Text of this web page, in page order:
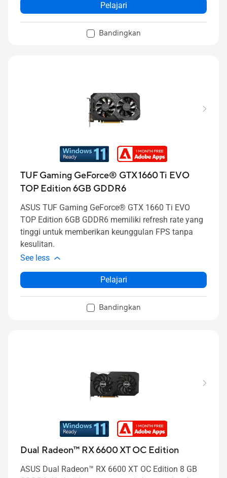
Pelajari
Bandingkan
TUF Gaming GeForce® GTX 1660 Ti EVO
TOP Edition 6GB GDDR6
ASUS TUF Gaming GeForce® GTX 1660 Ti EVO
TOP Edition 6GB GDDR6 memiliki refresh rate yang
tinggi untuk memberikan keunggulan FPS tanpa
kesulitan.
See less
Pelajari
Bandingkan
Dual Radeon™ RX 6600 XT OC Edition
ASUS Dual Radeon™ RX 6600 XT OC Edition 8 GB